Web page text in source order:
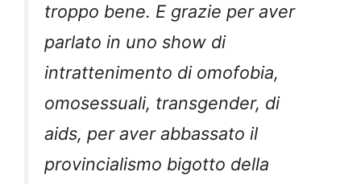
troppo bene. E grazie per aver
parlato in uno show di
intrattenimento di omofobia,
omosessuali, transgender, di
aids, per aver abbassato il
provincialismo bigotto della